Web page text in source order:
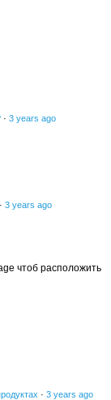
· 3 years ago
· 3 years ago
чтоб расположить
· 3 years ago